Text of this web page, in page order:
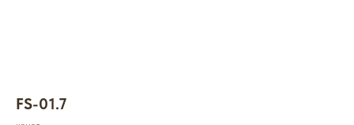
FS-01.7